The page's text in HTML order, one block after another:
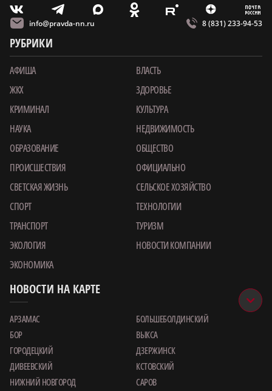
V T X O E Z m
info@pravda-nn.ru 8 (831) 233-94-53
РУБРИКИ
АФИША
ВЛАСТЬ
ЖКХ
ЗДОРОВЬЕ
КРИМИНАЛ
КУЛЬТУРА
НАУКА
НЕДВИЖИМОСТЬ
ОБРАЗОВАНИЕ
ОБЩЕСТВО
ПРОИСШЕСТВИЯ
ОФИЦИАЛЬНО
СВЕТСКАЯ ЖИЗНЬ
СЕЛЬСКОЕ ХОЗЯЙСТВО
СПОРТ
ТЕХНОЛОГИИ
ТРАНСПОРТ
ТУРИЗМ
ЭКОЛОГИЯ
НОВОСТИ КОМПАНИИ
ЭКОНОМИКА
НОВОСТИ НА КАРТЕ
АРЗАМАС
БОЛЬШЕБОЛДИНСКИЙ
БОР
ВЫКСА
ГОРОДЕЦКИЙ
ДЗЕРЖИНСК
ДИВЕЕВСКИЙ
КСТОВСКИЙ
НИЖНИЙ НОВГОРОД
САРОВ